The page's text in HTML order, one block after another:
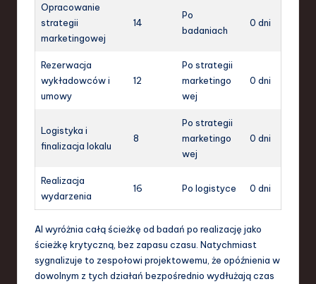
Opracowanie
strategii
marketingowej
14
Po
badaniach
0 dni
Rezerwacja
wykładowców i
umowy
12
Po strategii
marketingo
wej
0 dni
Logistyka i
finalizacja lokalu
8
Po strategii
marketingo
wej
0 dni
Realizacja
wydarzenia
16 Po logistyce 0 dni
AI wyróżnia całą ścieżkę od badań po realizację jako
ścieżkę krytyczną, bez zapasu czasu. Natychmiast
sygnalizuje to zespołowi projektowemu, że opóźnienia w
dowolnym z tych działań bezpośrednio wydłużają czas